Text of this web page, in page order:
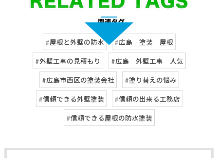
#屋根と外壁の防水
#広島 塗装 屋根
#外壁工事の見積もり
#広島 外壁工事 人気
#広島市西区の塗装会社
#塗り替えの悩み
#信頼できる外壁塗装
#信頼の出来る工務店
#信頼できる屋根の防水塗装